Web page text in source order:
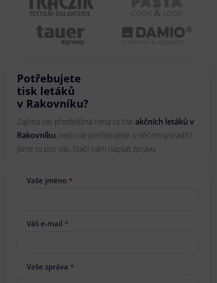
Potřebujete
tisk letáků
v Rakovníku?
Zajímá vás předběžná cena za tisk akčních letáků v
Rakovníku, nebo se potřebujete o něčem poradit?
Jsme tu pro vás. Stačí nám napsat zprávu.
Vaše jméno *
Váš e-mail *
Vaše zpráva *